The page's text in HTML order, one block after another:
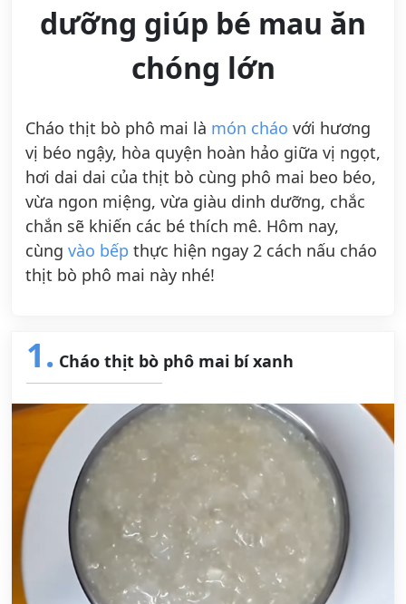
dưỡng giúp bé mau ăn
chóng lớn
Cháo thịt bò phô mai là món cháo với hương
vị béo ngậy, hòa quyện hoàn hảo giữa vị ngọt,
hơi dai dai của thịt bò cùng phô mai beo béo,
vừa ngon miệng, vừa giàu dinh dưỡng, chắc
chắn sẽ khiến các bé thích mê. Hôm nay,
cùng vào bếp thực hiện ngay 2 cách nấu cháo
thịt bò phô mai này nhé!
1. Cháo thịt bò phô mai bí xanh